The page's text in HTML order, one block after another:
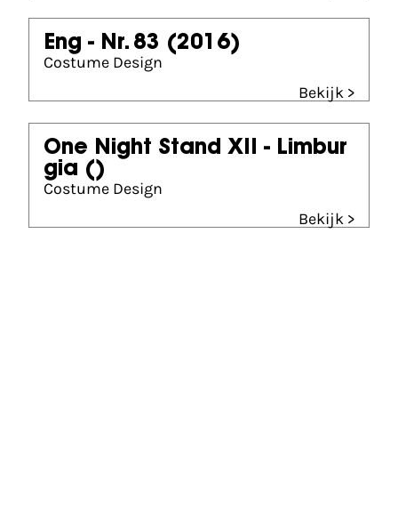
Eng - Nr. 83 (2016)
Costume Design
Bekijk >
One Night Stand XII - Limbur
gia ()
Costume Design
Bekijk >